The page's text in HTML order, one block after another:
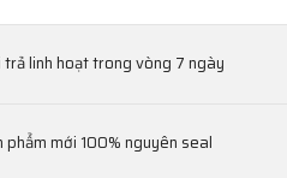
linh hoạt trong vòng 7 ngày
phẩm mới 100% nguyên seal